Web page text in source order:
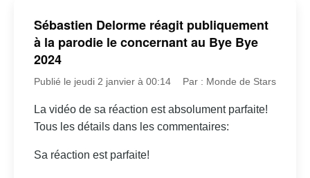
Sébastien Delorme réagit publiquement
à la parodie le concernant au Bye Bye
2024
Publié le jeudi 2 janvier à 00:14 Par : Monde de Stars
La vidéo de sa réaction est absolument parfaite!
Tous les détails dans les commentaires:
Sa réaction est parfaite!